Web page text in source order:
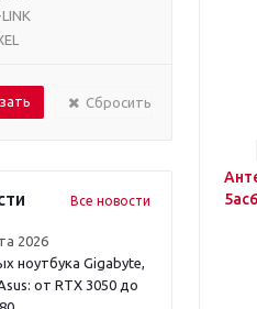
Сбросить
Все новости
2026
ноутбука Gigabyte,
от RTX 3050 до